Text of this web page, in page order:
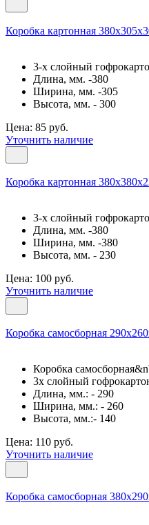
Коробка картонная
3-х слойный
Длина, мм. -380
Ширина, мм. -305
Высота, мм. - 300
Цена: 85 руб.
Уточнить наличие
Коробка картонная
3-х слойный
Длина, мм. -380
Ширина, мм. -380
Высота, мм. - 230
Цена: 100 руб.
Уточнить наличие
Коробка самосборная
Коробка
3х слойный
Длина, мм.: - 290
Ширина, мм.: - 260
Высота, мм.:- 140
Цена: 110 руб.
Уточнить наличие
Коробка самосборная